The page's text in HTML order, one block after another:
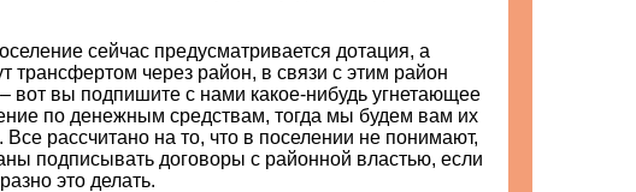
сейчас предусматривается дотация, а
трансфертом через район, в связи с этим район
– вот вы подпишите с нами какое-нибудь угнетающее
по денежным средствам, тогда мы будем вам их
Все рассчитано на то, что в поселении не понимают,
подписывать договоры с районной властью, если
это делать.